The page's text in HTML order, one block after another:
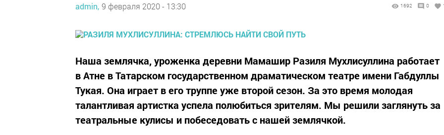
admin, 9 февраля 2020 - 13:30 1692 0
Наша землячка, уроженка деревни Мамашир Разиля Мухлисуллина работает
в Атне в Татарском государственном драматическом театре имени Габдуллы
Тукая. Она играет в его труппе уже второй сезон. За это время молодая
талантливая артистка успела полюбиться зрителям. Мы решили заглянуть за
театральные кулисы и побеседовать с нашей землячкой.